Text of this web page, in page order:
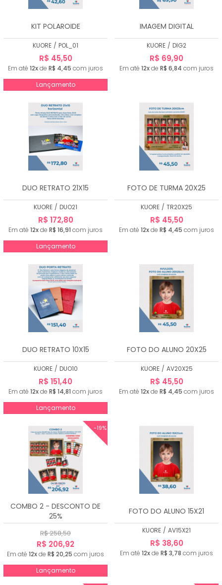
KIT POLAROIDE
KUORE / POL_01
R$ 45,50
Em até 12xde R$ 4,45 com juros
Lançamento
IMAGEM DIGITAL
KUORE / DIG2
R$ 69,90
Em até 12xde R$ 6,84 com juros
DUO RETRATO 21X15
KUORE / DUO21
R$ 172,80
Em até 12xde R$ 16,91 com juros
Lançamento
FOTO DE TURMA 20X25
KUORE / TR20X25
R$ 45,50
Em até 12xde R$ 4,45 com juros
DUO RETRATO 10X15
KUORE / DUO10
R$ 151,40
Em até 12xde R$ 14,81 com juros
Lançamento
FOTO DO ALUNO 20X25
KUORE / AV20X25
R$ 45,50
Em até 12xde R$ 4,45 com juros
-19%
COMBO 2 - DESCONTO DE
25%
R$ 258,50
R$ 206,92
Em até 12xde R$ 20,25 com juros
Lançamento
FOTO DO ALUNO 15X21
KUORE / AV15X21
R$ 38,60
Em até 12xde R$ 3,78 com juros